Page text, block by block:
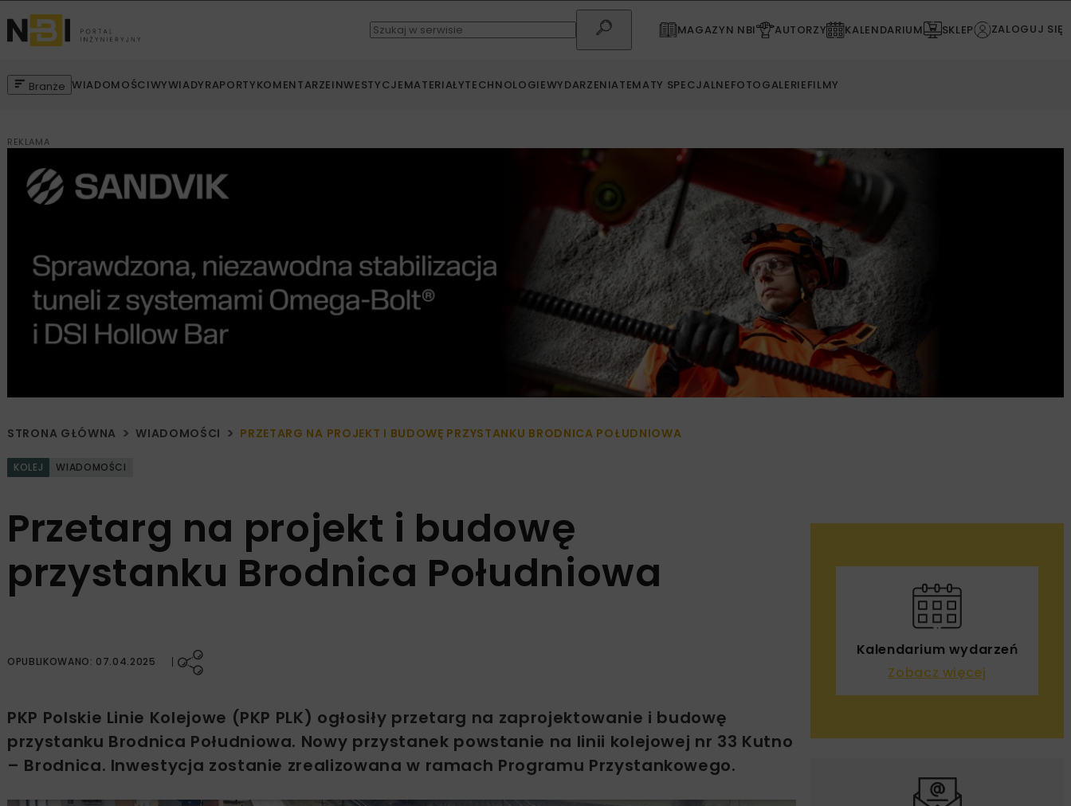
MAGAZYN NBI AUTORZY KALENDARIUM SKLEP ZALOGUJ SIĘ
Branże WIADOMOŚCIWYWIADYRAPORTYKOMENTARZEINWESTYCJEMATERIAŁYTECHNOLOGIEWYDARZENIATEMATY SPECJALNEFOTOGALERIEFILMY
REKLAMA
STRONA GŁÓWNA WIADOMOŚCI PRZETARG NA PROJEKT I BUDOWĘ PRZYSTANKU BRODNICA POŁUDNIOWA
KOLEJ WIADOMOŚCI
Przetarg na projekt i budowę
przystanku Brodnica Południowa
OPUBLIKOWANO: 07.04.2025
PKP Polskie Linie Kolejowe (PKP PLK) ogłosiły przetarg na zaprojektowanie i budowę
przystanku Brodnica Południowa. Nowy przystanek powstanie na linii kolejowej nr 33 Kutno
– Brodnica. Inwestycja zostanie zrealizowana w ramach Programu Przystankowego.
Kalendarium wydarzeń
Zobacz więcej